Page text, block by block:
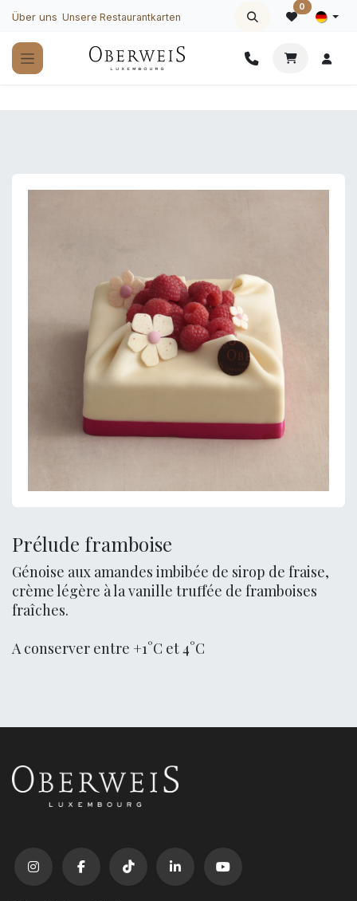
Zum Inhalt springen
Über uns Unsere Restaurantkarten
0
Prélude framboise
Génoise aux amandes imbibée de sirop de fraise,
crème légère à la vanille truffée de framboises
fraîches.
A conserver entre +1°C et 4°C